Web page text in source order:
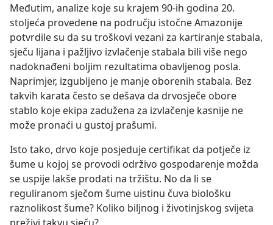
Međutim, analize koje su krajem 90-ih godina 20.
stoljeća provedene na području istočne Amazonije
potvrdile su da su troškovi vezani za kartiranje stabala,
sječu lijana i pažljivo izvlačenje stabala bili više nego
nadoknađeni boljim rezultatima obavljenog posla.
Naprimjer, izgubljeno je manje oborenih stabala. Bez
takvih karata često se dešava da drvosječe obore
stablo koje ekipa zadužena za izvlačenje kasnije ne
može pronaći u gustoj prašumi.
Isto tako, drvo koje posjeduje certifikat da potječe iz
šume u kojoj se provodi održivo gospodarenje možda
se uspije lakše prodati na tržištu. No da li se
reguliranom sječom šume uistinu čuva biološku
raznolikost šume? Koliko biljnog i životinjskog svijeta